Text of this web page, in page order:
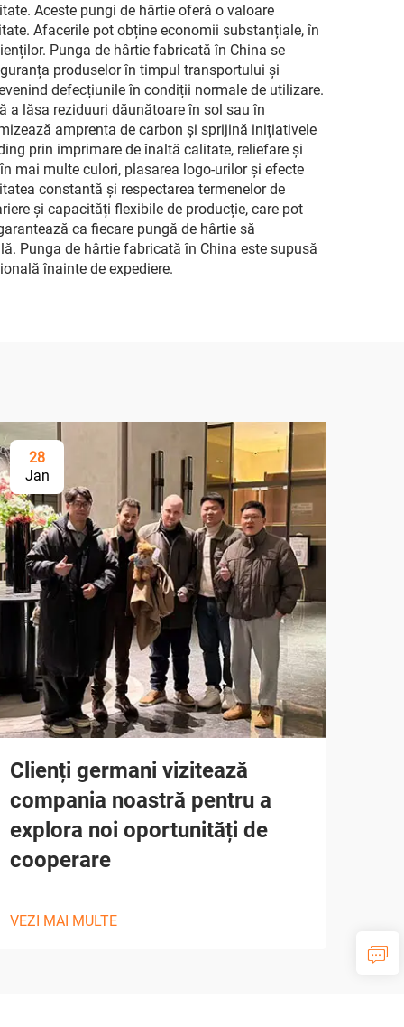
Aceste pungi de hârtie oferă o valoare
Afacerile pot obține economii substanțiale, în
Punga de hârtie fabricată în China se
produselor în timpul transportului și
defecțiunile în condiții normale de utilizare.
a lăsa reziduuri dăunătoare în sol sau în
amprenta de carbon și sprijină inițiativele
prin imprimare de înaltă calitate, reliefare și
mai multe culori, plasarea logo-urilor și efecte
constantă și respectarea termenelor de
și capacități flexibile de producție, care pot
ca fiecare pungă de hârtie să
Punga de hârtie fabricată în China este supusă
înainte de expediere.
28
Jan
Clienți germani vizitează
compania noastră pentru a
explora noi oportunități de
cooperare
VEZI MAI MULTE